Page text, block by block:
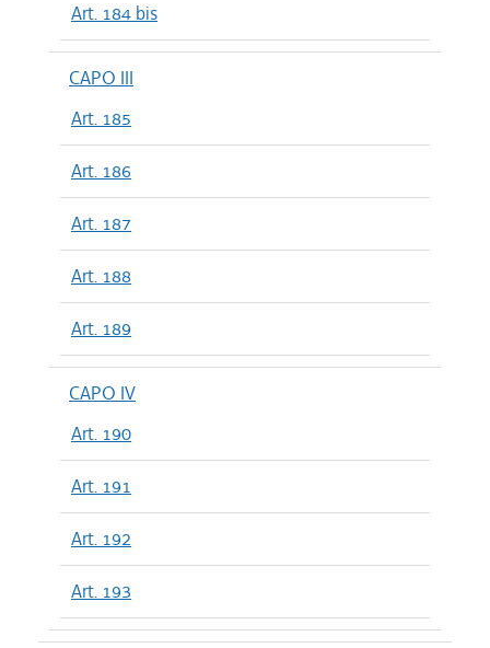
Art. 184 bis
CAPO III
Art. 185
Art. 186
Art. 187
Art. 188
Art. 189
CAPO IV
Art. 190
Art. 191
Art. 192
Art. 193